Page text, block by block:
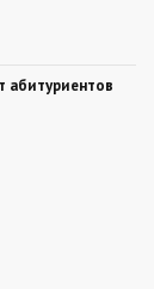
абитуриентов